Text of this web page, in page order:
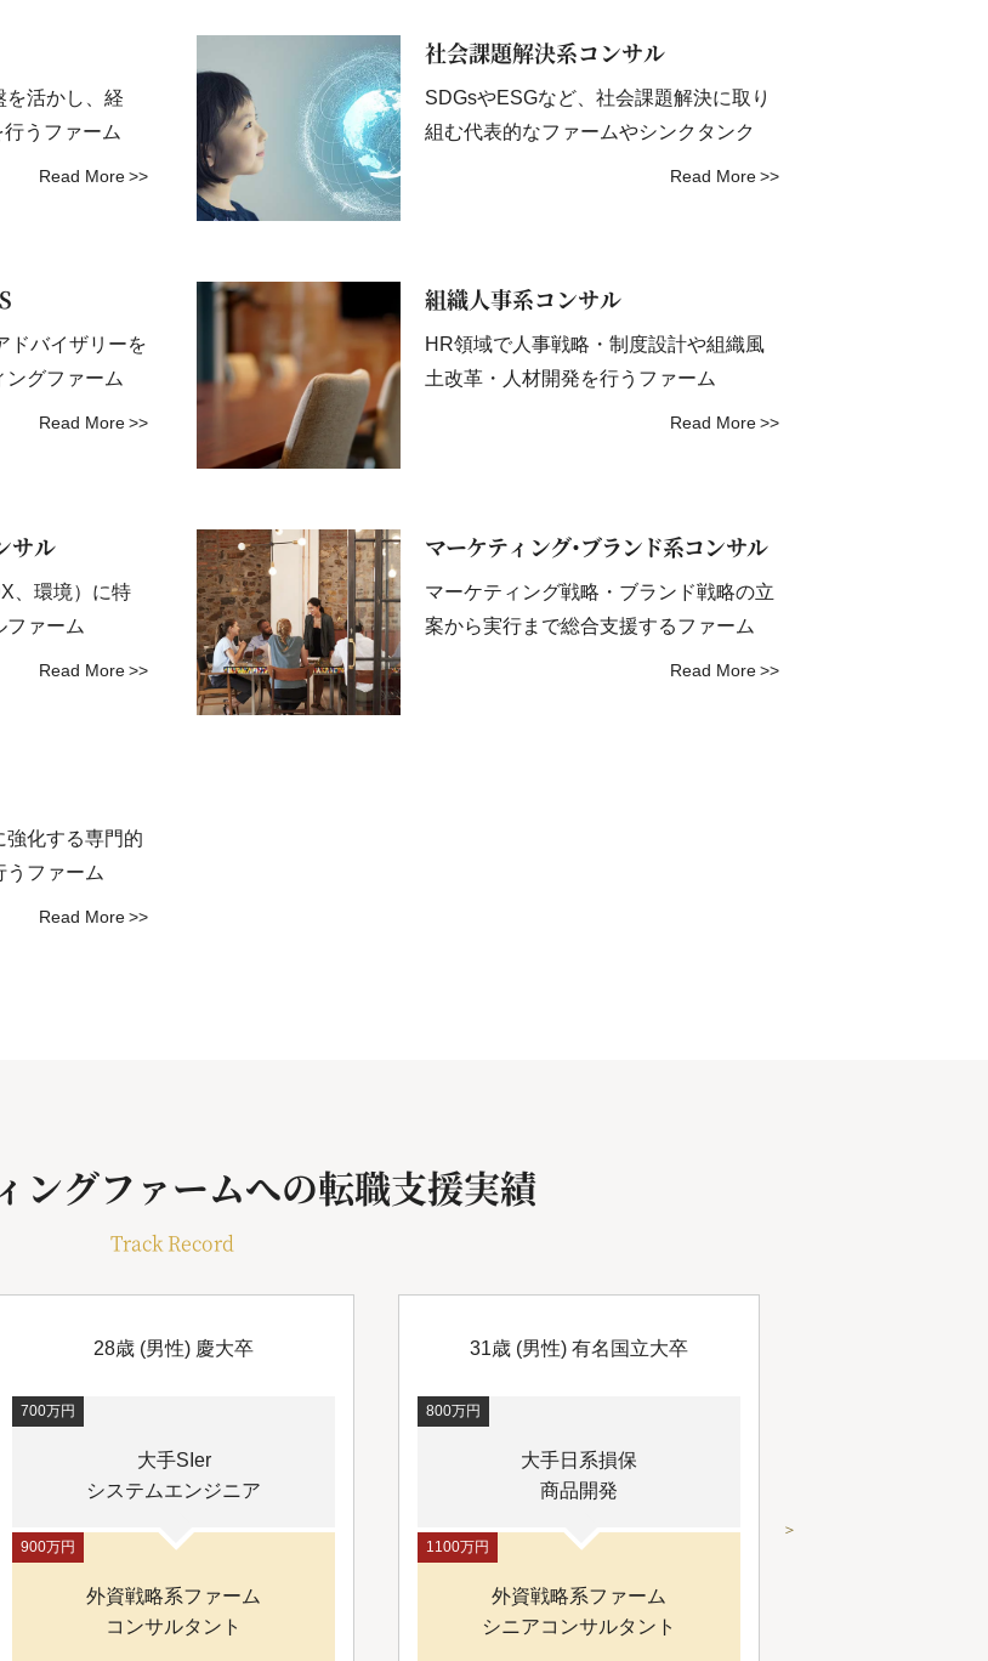
を活かし、経
うファーム
Read More
社会課題解決系コンサル
SDGsやESGなど、社会課題解決に取り
組む代表的なファームやシンクタンク
Read More
ドバイザリーを
グファーム
Read More
組織人事系コンサル
HR領域で人事戦略・制度設計や組織風
土改革・人材開発を行うファーム
Read More
サル
、環境）に特
ファーム
Read More
マーケティング･ブランド系コンサル
マーケティング戦略・ブランド戦略の立
案から実行まで総合支援するファーム
Read More
強化する専門的
うファーム
Read More
ングファームへの転職支援実績
Track Record
28歳 (男性) 慶大卒
大手SIer
システムエンジニア
700万円
外資戦略系ファーム
コンサルタント
900万円
31歳 (男性) 有名国立大卒
大手日系損保
商品開発
800万円
外資戦略系ファーム
シニアコンサルタント
1100万円
＞